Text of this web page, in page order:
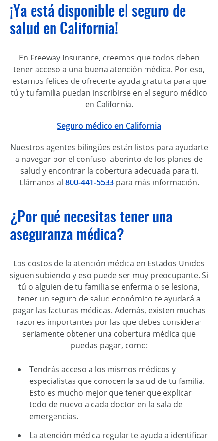
¡Ya está disponible el seguro de
salud en California!
En Freeway Insurance, creemos que todos deben
tener acceso a una buena atención médica. Por eso,
estamos felices de ofrecerte ayuda gratuita para que
tú y tu familia puedan inscribirse en el seguro médico
en California.
Seguro médico en California
Nuestros agentes bilingües están listos para ayudarte
a navegar por el confuso laberinto de los planes de
salud y encontrar la cobertura adecuada para ti.
Llámanos al 800-441-5533para más información.
¿Por qué necesitas tener una
aseguranza médica?
Los costos de la atención médica en Estados Unidos
siguen subiendo y eso puede ser muy preocupante. Si
tú o alguien de tu familia se enferma o se lesiona,
tener un seguro de salud económico te ayudará a
pagar las facturas médicas. Además, existen muchas
razones importantes por las que debes considerar
seriamente obtener una cobertura médica que
puedas pagar, como:
Tendrás acceso a los mismos médicos y
especialistas que conocen la salud de tu familia.
Esto es mucho mejor que tener que explicar
todo de nuevo a cada doctor en la sala de
emergencias.
La atención médica regular te ayuda a identificar